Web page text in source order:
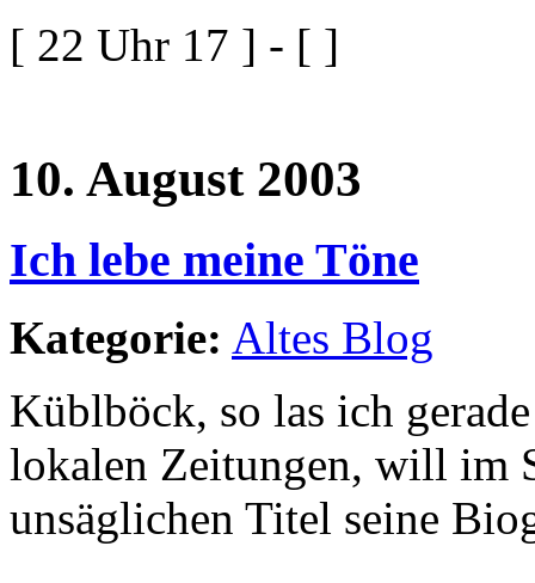
[ 22 Uhr 17 ] - [ ]
10. August 2003
Ich lebe meine Töne
Kategorie: Altes Blog
Küblböck, so las ich
lokalen Zeitungen, will im
unsäglichen Titel seine